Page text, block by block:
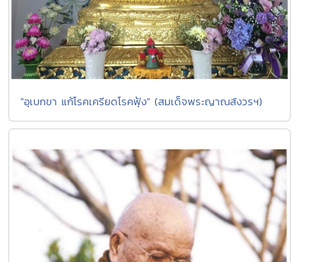
"อุเบกขา แก้โรคเครียดโรคฟุ้ง" (สมเด็จพระญาณสังวรฯ)